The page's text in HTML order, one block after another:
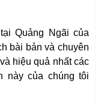
Quảng Ngãi của
bài bản và chuyên
hiệu quả nhất các
này của chúng tôi